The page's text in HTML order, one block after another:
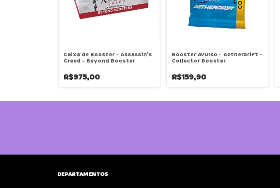
Caixa de Booster - Assassin's
Creed - Beyond Booster
R$975,00
Booster Avulso - Aetherdrift -
Collector Booster
R$159,90
DEPARTAMENTOS